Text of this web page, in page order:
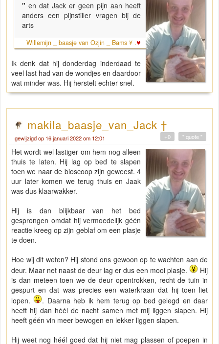
" en dat Jack er geen pijn aan heeft
anders een pijnstiller vragen bij de
arts
Willemijn _ baasje van Ozjin _ Bams ¥ .
Ik denk dat hij donderdag inderdaad te
veel last had van de wondjes en daardoor
wat minder was. Hij herstelt echter snel.
makila_baasje_van_Jack †
gewijzigd op 16 januari 2022 om 12:01 " quote "
+0
Het wordt wel lastiger om hem nog alleen
thuis te laten. Hij lag op bed te slapen
toen we naar de bioscoop zijn geweest. 4
uur later komen we terug thuis en Jaak
was dus klaarwakker.
Hij is dan blijkbaar van het bed
gesprongen omdat hij vermoedelijk géén
reactie kreeg op zijn geblaf om een plasje
te doen.
Hoe wij dit weten? Hij stond ons gewoon op te wachten aan de
deur. Maar net naast de deur lag er dus een mooi plasje.
Hij
is dan meteen toen we de deur opentrokken, recht de tuin in
gespurt en dat was precies een waterkraan dat hij toen liet
lopen.
. Daarna heb ik hem terug op bed gelegd en daar
heeft hij dan héél de nacht samen met mij liggen slapen. Hij
heeft géén vin meer bewogen en lekker liggen slapen.
Hij weet nog héél goed dat hij niet mag plassen of poepen in